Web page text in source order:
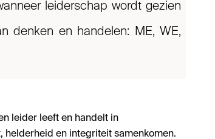
leiderschap wordt gezien
denken en handelen: ME, WE,
leider leeft en handelt in
helderheid en integriteit samenkomen.